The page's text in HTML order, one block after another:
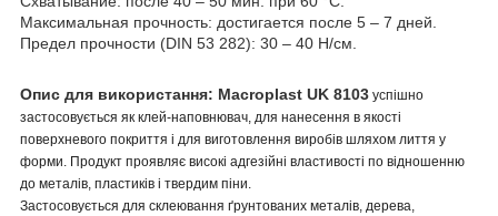
Максимальная прочность: достигается после 5 – 7 дней.
Предел прочности (DIN 53 282): 30 – 40 Н/см.
Опис для використання: Macroplast UK 8103 успішно
застосовується як клей-наповнювач, для нанесення в якості
поверхневого покриття і для виготовлення виробів шляхом лиття у
форми. Продукт проявляє високі адгезійні властивості по відношенню
до металів, пластиків і твердим піни.
Застосовується для склеювання ґрунтованих металів, дерева,